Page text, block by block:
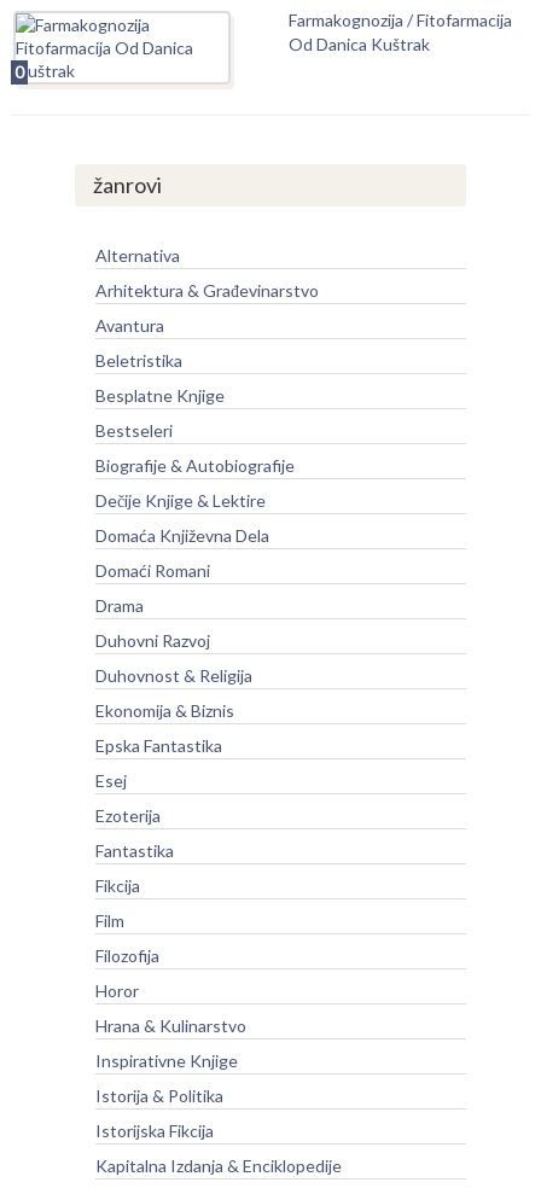
0
Farmakognozija / Fitofarmacija
Od Danica Kuštrak
žanrovi
Alternativa
Arhitektura & Građevinarstvo
Avantura
Beletristika
Besplatne Knjige
Bestseleri
Biografije & Autobiografije
Dečije Knjige & Lektire
Domaća Književna Dela
Domaći Romani
Drama
Duhovni Razvoj
Duhovnost & Religija
Ekonomija & Biznis
Epska Fantastika
Esej
Ezoterija
Fantastika
Fikcija
Film
Filozofija
Horor
Hrana & Kulinarstvo
Inspirativne Knjige
Istorija & Politika
Istorijska Fikcija
Kapitalna Izdanja & Enciklopedije